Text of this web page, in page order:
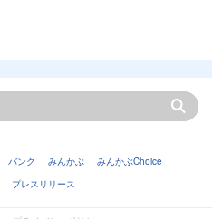
バンク みんかぶ
みんかぶChoice
プレスリリース